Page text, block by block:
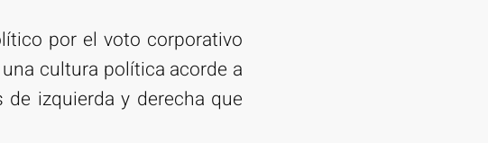
por el voto corporativo
cultura política acorde a
izquierda y derecha que